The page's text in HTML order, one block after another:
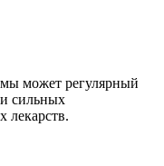
может регулярный
сильных
лекарств.